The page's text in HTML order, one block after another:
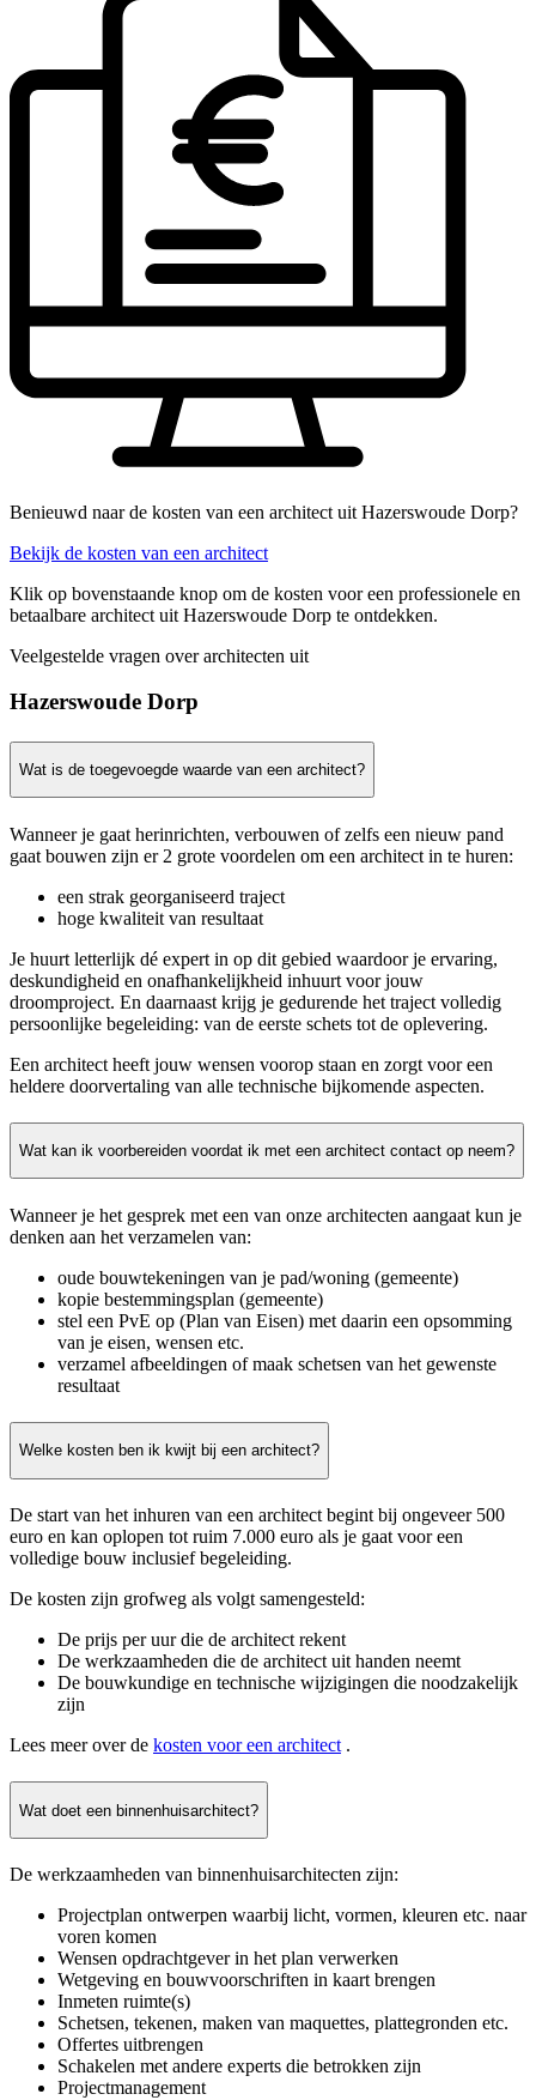
Benieuwd naar de kosten van een architect uit Hazerswoude Dorp?
Bekijk de kosten van een architect
Klik op bovenstaande knop om de kosten voor een professionele en
betaalbare architect uit Hazerswoude Dorp te ontdekken.
Veelgestelde vragen over architecten uit
Hazerswoude Dorp
Wat is de toegevoegde waarde van een architect?
Wanneer je gaat herinrichten, verbouwen of zelfs een nieuw pand
gaat bouwen zijn er 2 grote voordelen om een architect in te huren:
een strak georganiseerd traject
hoge kwaliteit van resultaat
Je huurt letterlijk dé expert in op dit gebied waardoor je ervaring,
deskundigheid en onafhankelijkheid inhuurt voor jouw
droomproject. En daarnaast krijg je gedurende het traject volledig
persoonlijke begeleiding: van de eerste schets tot de oplevering.
Een architect heeft jouw wensen voorop staan en zorgt voor een
heldere doorvertaling van alle technische bijkomende aspecten.
Wat kan ik voorbereiden voordat ik met een architect contact op neem?
Wanneer je het gesprek met een van onze architecten aangaat kun je
denken aan het verzamelen van:
oude bouwtekeningen van je pad/woning (gemeente)
kopie bestemmingsplan (gemeente)
stel een PvE op (Plan van Eisen) met daarin een opsomming
van je eisen, wensen etc.
verzamel afbeeldingen of maak schetsen van het gewenste
resultaat
Welke kosten ben ik kwijt bij een architect?
De start van het inhuren van een architect begint bij ongeveer 500
euro en kan oplopen tot ruim 7.000 euro als je gaat voor een
volledige bouw inclusief begeleiding.
De kosten zijn grofweg als volgt samengesteld:
De prijs per uur die de architect rekent
De werkzaamheden die de architect uit handen neemt
De bouwkundige en technische wijzigingen die noodzakelijk
zijn
Lees meer over de kosten voor een architect .
Wat doet een binnenhuisarchitect?
De werkzaamheden van binnenhuisarchitecten zijn:
Projectplan ontwerpen waarbij licht, vormen, kleuren etc. naar
voren komen
Wensen opdrachtgever in het plan verwerken
Wetgeving en bouwvoorschriften in kaart brengen
Inmeten ruimte(s)
Schetsen, tekenen, maken van maquettes, plattegronden etc.
Offertes uitbrengen
Schakelen met andere experts die betrokken zijn
Projectmanagement